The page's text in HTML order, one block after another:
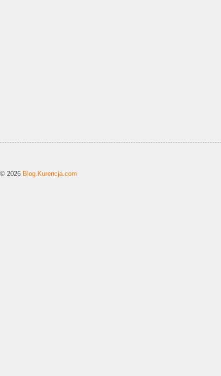
© 2026 Blog.Kurencja.com